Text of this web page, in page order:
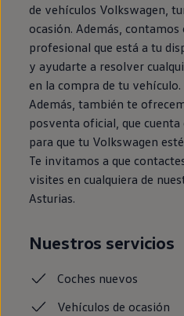
de vehículos Volkswagen,
ocasión. Además, contamos
profesional que está a tu
y ayudarte a resolver
en la compra de tu vehículo.
Además, también te
posventa oficial, que
para que tu Volkswagen
Te invitamos a que
visites en cualquiera de
Asturias.
Nuestros servicios
Coches nuevos
Vehículos de ocasión